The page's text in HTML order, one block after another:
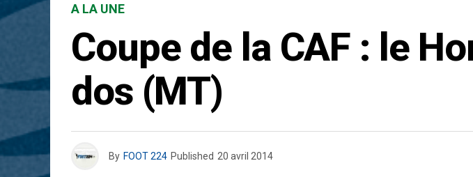
A LA UNE
Coupe de la CAF : le
dos (MT)
By FOOT 224 Published 20 avril 2014